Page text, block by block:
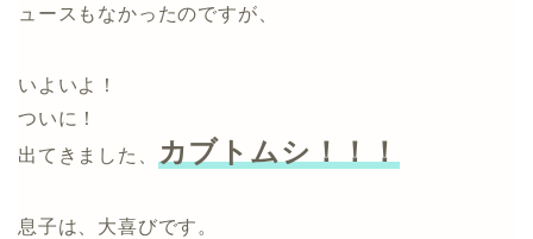
ュースもなかったのですが、
いよいよ！
ついに！
出てきました、
カブトムシ！！！
息子は、大喜びです。